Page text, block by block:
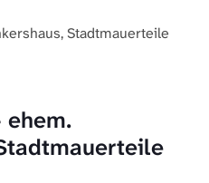
Stadtmauerteile